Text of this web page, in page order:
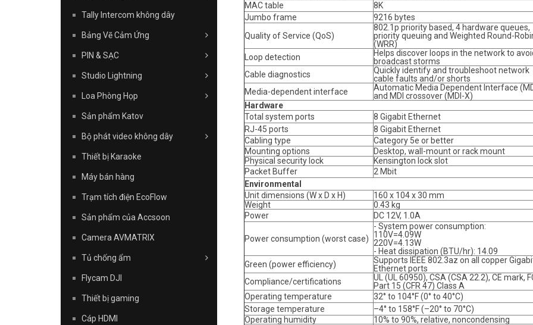
MAC table
8K
Jumbo frame
9216 bytes
Quality of Service (QoS)
802.1p priority based, 4 hardware queues,
priority queuing and Weighted Round-
(WRR)
Loop detection
Helps discover loops in the network to
broadcast storms
Cable diagnostics
Quickly identify and troubleshoot network
cable faults and/or shorts
Media-dependent interface
Automatic Media Dependent Interface
and MDI crossover (MDI-X)
Hardware
Total system ports
8 Gigabit Ethernet
RJ-45 ports
8 Gigabit Ethernet
Cabling type
Category 5e or better
Mounting options
Desktop, wall-mount or rack mount
Physical security lock
Kensington lock slot
Packet Buffer
2 Mbit
Environmental
Unit dimensions (W x D x H)
160 x 104 x 30 mm
Weight
0.43 kg
Power
DC 12V, 1.0A
Power consumption (worst case)
- System power consumption:
110V=4.09W
220V=4.13W
- Heat dissipation (BTU/hr): 14.09
Green (power efficiency)
Supports IEEE 802.3az on all copper
Ethernet ports
Compliance/certifications
UL (UL 60950), CSA (CSA 22.2), CE mark,
Part 15 (CFR 47) Class A
Operating temperature
32° to 104°F (0° to 40°C)
Storage temperature
–4° to 158°F (–20° to 70°C)
Operating humidity
10% to 90%, relative, noncondensing
Tally Intercom không dây
Bảng Vẽ Cảm Ứng
PIN & SẠC
Studio Lightning
Loa Phòng Họp
Sản phẩm Katov
Bộ phát video không dây
Thiết bị Karaoke
Máy bán hàng
Trạm tích điện EcoFlow
Sản phẩm của Accsoon
Camera AVMATRIX
Tủ chống ẩm
Flycam DJI
Thiết bị gaming
Cáp HDMI